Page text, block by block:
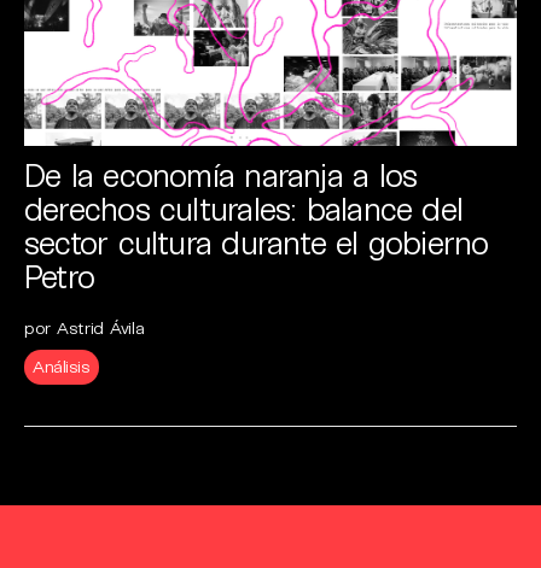
De la economía naranja a los
derechos culturales: balance del
sector cultura durante el gobierno
Petro
por Astrid Ávila
Análisis